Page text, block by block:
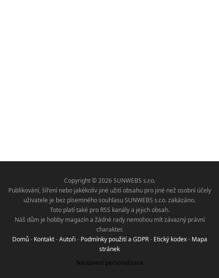
Copyright © 2026 SUNWEBS s.r.o.
Publikování, šíření nebo jakékoliv jiné užití obsahu pro jiné než osobní účely
uživatele je bez písemného souhlasu SUNWEBS s.r.o. zakázáno.
Toto platí také pro RSS kanály a jejich obsah.
Náš dům je hobby magazín a žádné rady nemohou mít závazný právní
charakter.
Domů- Kontakt-Autoři - Podmínky použití a GDPR- Etický kodex- Mapa
stránek
Nastavení personalizace